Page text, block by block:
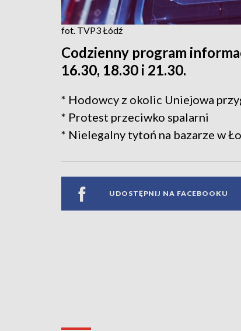
fot. TVP3 Łódź
Codzienny program
16.30, 18.30 i 21.30.
* Hodowcy z okolic Uniejowa
* Protest przeciwko spalarni
* Nielegalny tytoń na bazarze w
UDOSTĘPNIJ NA FACEBOOKU